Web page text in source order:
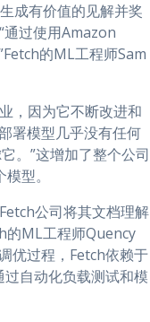
成有价值的见解并奖
过使用Amazon
的ML工程师Sam
，因为它不断改进和
署模型几乎没有任何
。”这增加了整个公司
型。
公司将其文档理解
的ML工程师Quency
优过程，Fetch依赖于
自动化负载测试和模